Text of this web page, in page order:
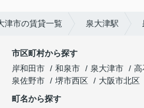
津市の賃貸一覧 泉大津駅
市区町村から探す
岸和田市
和泉市 泉大津市 高
泉佐野市
堺市西区 大阪市北区
町名から探す